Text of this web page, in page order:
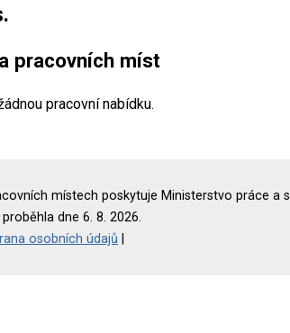
pracovních míst
pracovní nabídku.
místech poskytuje Ministerstvo práce a
dne 6. 8. 2026.
osobních údajů